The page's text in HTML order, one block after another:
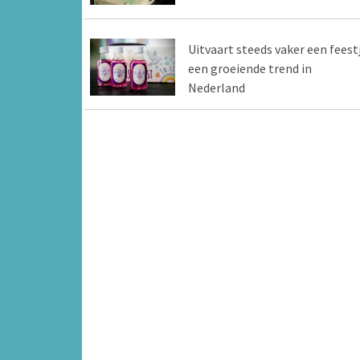
Uitvaart steeds vaker een
een groeiende trend in
Nederland